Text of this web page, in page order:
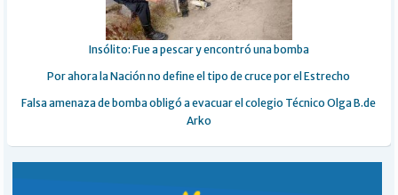
Insólito: Fue a pescar y encontró una bomba
Por ahora la Nación no define el tipo de cruce por el Estrecho
Falsa amenaza de bomba obligó a evacuar el colegio Técnico Olga B.de
Arko